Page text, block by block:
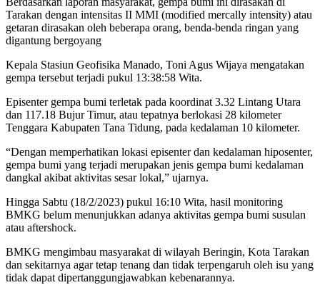
Tarakan dengan intensitas II MMI (modified mercally intensity) atau
getaran dirasakan oleh beberapa orang, benda-benda ringan yang
digantung bergoyang
Kepala Stasiun Geofisika Manado, Toni Agus Wijaya mengatakan
gempa tersebut terjadi pukul 13:38:58 Wita.
Episenter gempa bumi terletak pada koordinat 3.32 Lintang Utara
dan 117.18 Bujur Timur, atau tepatnya berlokasi 28 kilometer
Tenggara Kabupaten Tana Tidung, pada kedalaman 10 kilometer.
“Dengan memperhatikan lokasi episenter dan kedalaman hiposenter,
gempa bumi yang terjadi merupakan jenis gempa bumi kedalaman
dangkal akibat aktivitas sesar lokal,” ujarnya.
Hingga Sabtu (18/2/2023) pukul 16:10 Wita, hasil monitoring
BMKG belum menunjukkan adanya aktivitas gempa bumi susulan
atau aftershock.
BMKG mengimbau masyarakat di wilayah Beringin, Kota Tarakan
dan sekitarnya agar tetap tenang dan tidak terpengaruh oleh isu yang
tidak dapat dipertanggungjawabkan kebenarannya.